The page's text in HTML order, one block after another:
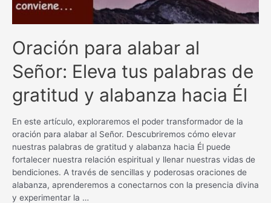
Oración para alabar al
Señor: Eleva tus palabras de
gratitud y alabanza hacia Él
En este artículo, exploraremos el poder transformador de la
oración para alabar al Señor. Descubriremos cómo elevar
nuestras palabras de gratitud y alabanza hacia Él puede
fortalecer nuestra relación espiritual y llenar nuestras vidas de
bendiciones. A través de sencillas y poderosas oraciones de
alabanza, aprenderemos a conectarnos con la presencia divina
y experimentar la …